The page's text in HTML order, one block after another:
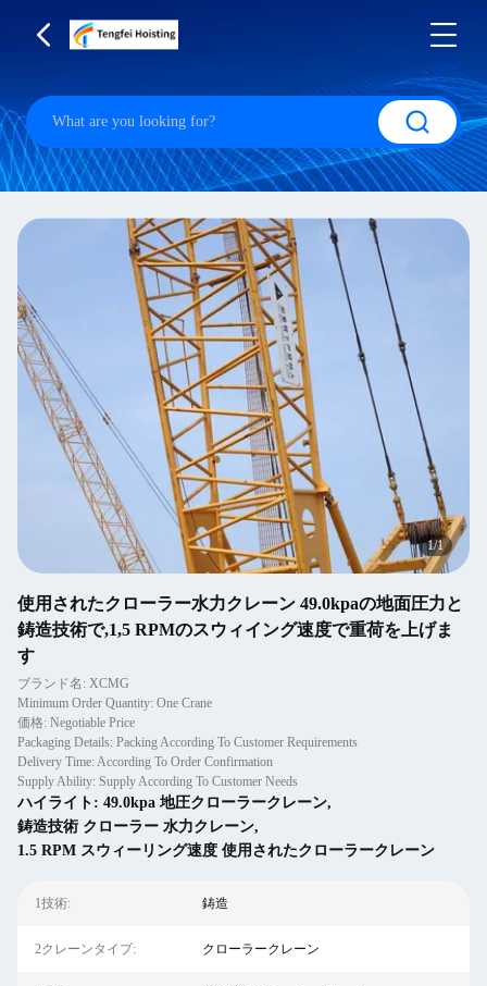
1/1
使用されたクローラー水力クレーン 49.0kpaの地面圧力と
鋳造技術で,1,5 RPMのスウィイング速度で重荷を上げま
す
ブランド名: XCMG
Minimum Order Quantity: One Crane
価格: Negotiable Price
Packaging Details: Packing According To Customer Requirements
Delivery Time: According To Order Confirmation
Supply Ability: Supply According To Customer Needs
ハイライト: 49.0kpa 地圧クローラークレーン,
鋳造技術 クローラー 水力クレーン,
1.5 RPM スウィーリング速度 使用されたクローラークレーン
1技術: 鋳造
2クレーンタイプ: クローラークレーン